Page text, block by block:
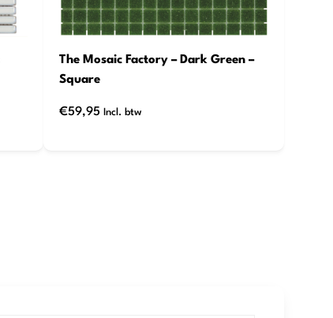
The Mosaic Factory – Dark Green –
Square
€59,95 Incl. btw